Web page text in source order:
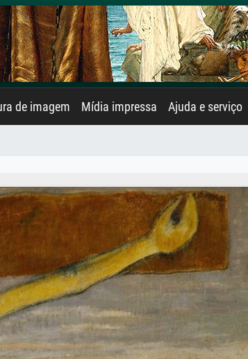
de imagem Mídia impressa Ajuda e serviço